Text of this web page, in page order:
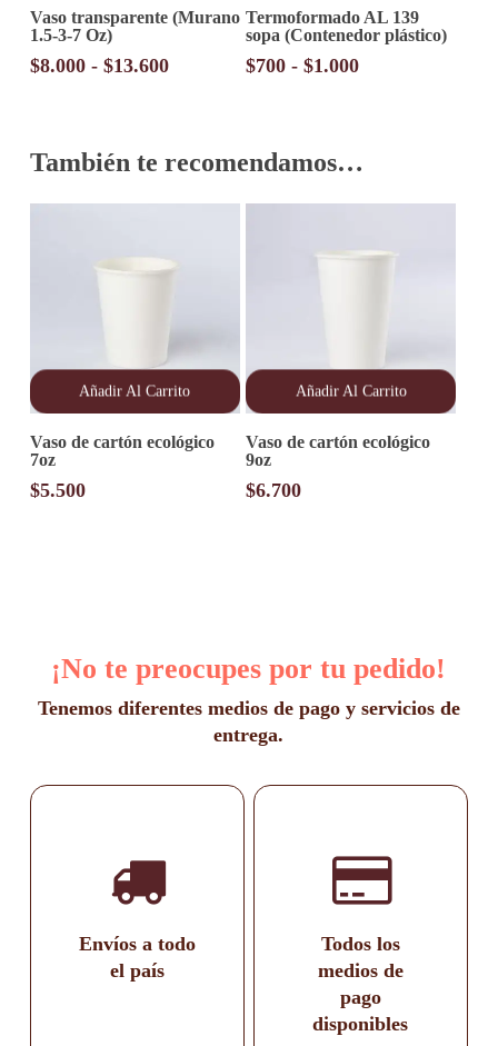
producto
tiene
múltiples
variantes.
pueden
elegir
Vaso transparente (Murano
1.5-3-7 Oz)
$8.000 - $13.600Rango
$8.000
$13.600
producto
tiene
múltiples
variantes.
pueden
elegir
Termoformado AL 139
sopa (Contenedor plástico)
$700 - $1.000Rango
$700
$1.000
También te recomendamos…
Añadir Al Carrito
Vaso de cartón ecológico
7oz
$5.500
Añadir Al Carrito
Vaso de cartón ecológico
9oz
$6.700
¡No te preocupes por tu pedido!
Tenemos diferentes medios de pago y servicios de
entrega.
Envíos a todo
el país
Todos los
medios de
pago
disponibles